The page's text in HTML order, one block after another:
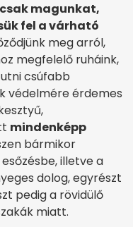
magunkat,
fel a várható
meg arról,
megfelelő ruháink,
csúfabb
védelmére érdemes
mindenképp
bármikor
illetve a
dolog, egyrészt
pedig a rövidülő
miatt.